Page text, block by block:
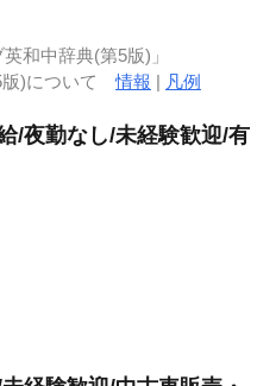
和中辞典(第5版)」
版)について情報 | 凡例
/夜勤なし/未経験歓迎/有